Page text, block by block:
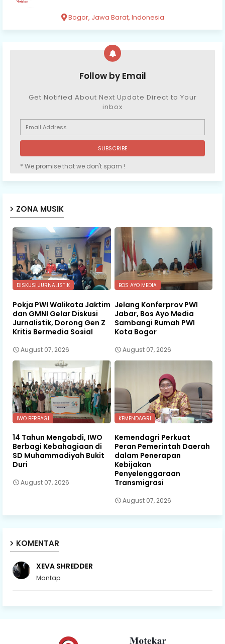
Bogor, Jawa Barat, Indonesia
Follow by Email
Get Notified About Next Update Direct to Your
inbox
* We promise that we don't spam !
ZONA MUSIK
DISKUSI JURNALISTIK
Pokja PWI Walikota Jaktim
dan GMNI Gelar Diskusi
Jurnalistik, Dorong Gen Z
Kritis Bermedia Sosial
August 07, 2026
BOS AYO MEDIA
Jelang Konferprov PWI
Jabar, Bos Ayo Media
Sambangi Rumah PWI
Kota Bogor
August 07, 2026
IWO BERBAGI
14 Tahun Mengabdi, IWO
Berbagi Kebahagiaan di
SD Muhammadiyah Bukit
Duri
August 07, 2026
KEMENDAGRI
Kemendagri Perkuat
Peran Pemerintah Daerah
dalam Penerapan
Kebijakan
Penyelenggaraan
Transmigrasi
August 07, 2026
KOMENTAR
XEVA SHREDDER
Mantap